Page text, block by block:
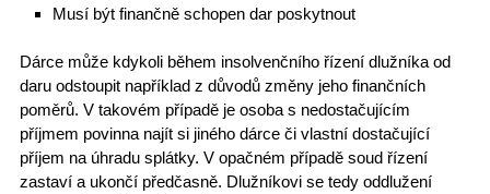
Musí být finančně schopen dar poskytnout
Dárce může kdykoli během insolvenčního řízení dlužníka od
daru odstoupit například z důvodů změny jeho finančních
poměrů. V takovém případě je osoba s nedostačujícím
příjmem povinna najít si jiného dárce či vlastní dostačující
příjem na úhradu splátky. V opačném případě soud řízení
zastaví a ukončí předčasně. Dlužníkovi se tedy oddlužení